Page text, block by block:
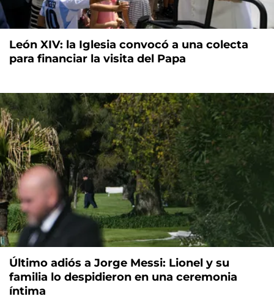
León XIV: la Iglesia convocó a una colecta
para financiar la visita del Papa
Último adiós a Jorge Messi: Lionel y su
familia lo despidieron en una ceremonia
íntima